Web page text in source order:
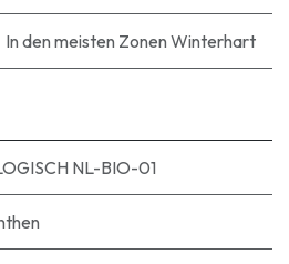
In den meisten Zonen Winterhart
NL-BIO-01